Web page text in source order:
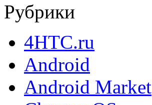
Рубрики
4HTC.ru
Android
Android Market